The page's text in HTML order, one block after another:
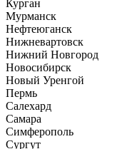
Курган
Мурманск
Нефтеюганск
Нижневартовск
Нижний Новгород
Новосибирск
Новый Уренгой
Пермь
Салехард
Самара
Симферополь
Сургут